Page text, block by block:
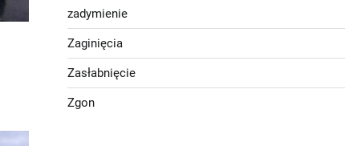
zadymienie
Zaginięcia
Zasłabnięcie
Zgon